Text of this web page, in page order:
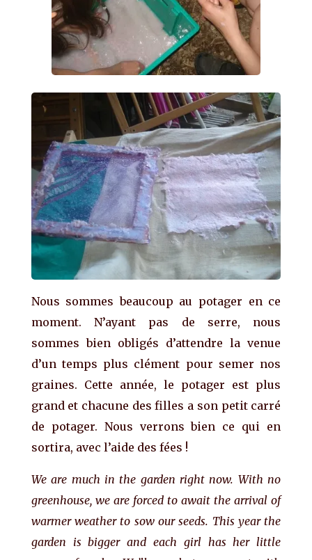
Nous sommes beaucoup au potager en ce
moment. N’ayant pas de serre, nous
sommes bien obligés d’attendre la venue
d’un temps plus clément pour semer nos
graines. Cette année, le potager est plus
grand et chacune des filles a son petit carré
de potager. Nous verrons bien ce qui en
sortira, avec l’aide des fées !
We are much in the garden right now. With no
greenhouse, we are forced to await the arrival of
warmer weather to sow our seeds. This year the
garden is bigger and each girl has her little